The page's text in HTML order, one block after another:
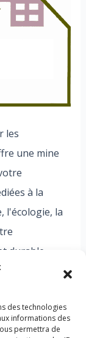
des technologies
informations des
permettra de
les
une mine
à la
l'écologie, la
durable.
détail